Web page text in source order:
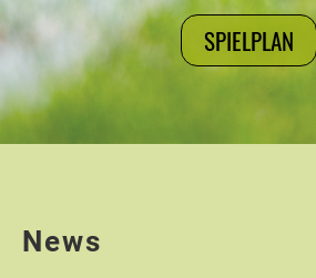
SPIELPLAN
News